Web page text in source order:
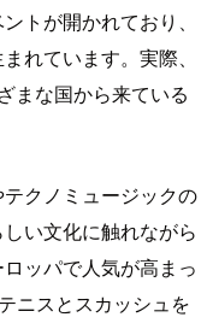
トが開かれており、
れています。実際、
まな国から来ている
クノミュージックの
い文化に触れながら
ッパで人気が高まっ
ニスとスカッシュを